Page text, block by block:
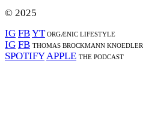
© 2025
IG FBYT ORGÆNIC LIFESTYLE
IG FB THOMAS BROCKMANN KNOEDLER
SPOTIFYAPPLE THE PODCAST